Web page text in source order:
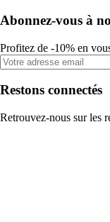
Abonnez-vous à
Profitez de -10% en
Restons connectés
Retrouvez-nous sur les